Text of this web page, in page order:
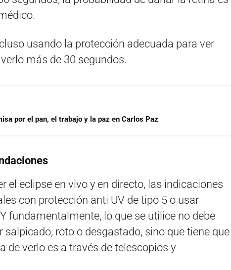
usando la protección adecuada para ver
más de 30 segundos.
por el pan, el trabajo y la paz en Carlos Paz
el eclipse en vivo y en directo, las indicaciones
con protección anti UV de tipo 5 o usar
fundamentalmente, lo que se utilice no debe
salpicado, roto o desgastado, sino que tiene que
de verlo es a través de telescopios y